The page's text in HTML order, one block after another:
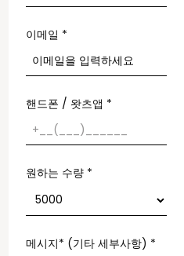
이메일 *
핸드폰 / 왓츠앱 *
원하는 수량 *
메시지* (기타 세부사항) *